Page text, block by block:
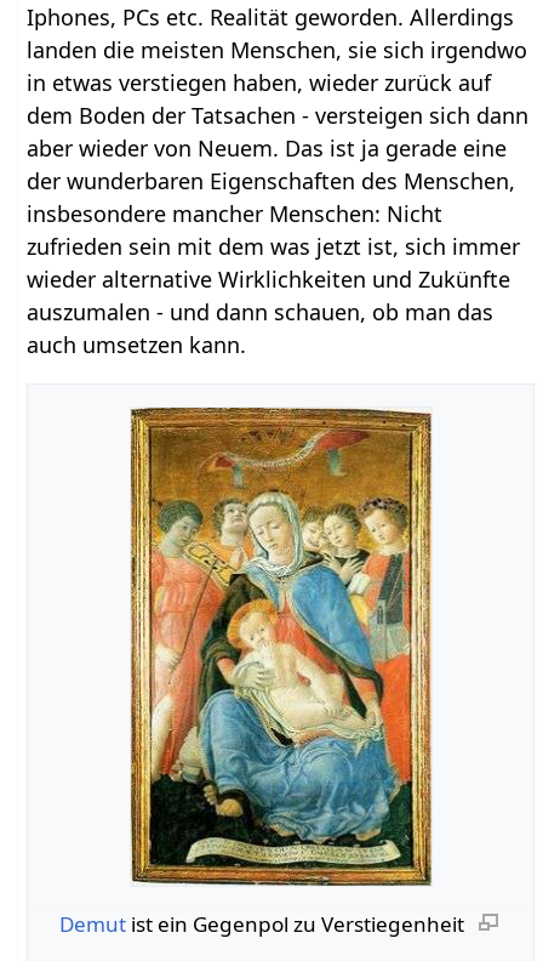
Iphones, PCs etc. Realität geworden. Allerdings
landen die meisten Menschen, sie sich irgendwo
in etwas verstiegen haben, wieder zurück auf
dem Boden der Tatsachen - versteigen sich dann
aber wieder von Neuem. Das ist ja gerade eine
der wunderbaren Eigenschaften des Menschen,
insbesondere mancher Menschen: Nicht
zufrieden sein mit dem was jetzt ist, sich immer
wieder alternative Wirklichkeiten und Zukünfte
auszumalen - und dann schauen, ob man das
auch umsetzen kann.
Demutist ein Gegenpol zu Verstiegenheit